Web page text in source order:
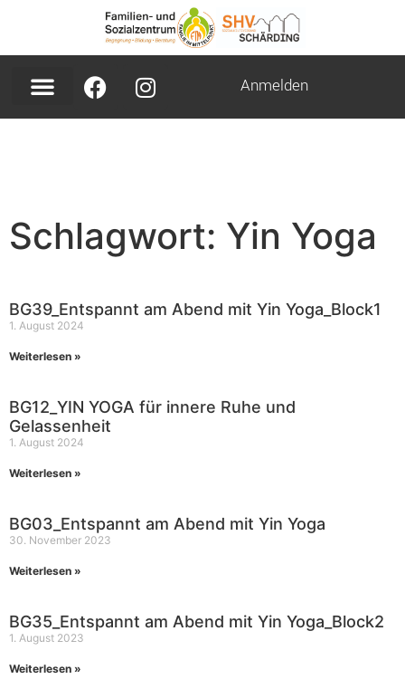
Anmelden
Schlagwort: Yin Yoga
BG39_Entspannt am Abend mit Yin Yoga_Block1
1. August 2024
Weiterlesen »
BG12_YIN YOGA für innere Ruhe und
Gelassenheit
1. August 2024
Weiterlesen »
BG03_Entspannt am Abend mit Yin Yoga
30. November 2023
Weiterlesen »
BG35_Entspannt am Abend mit Yin Yoga_Block2
1. August 2023
Weiterlesen »